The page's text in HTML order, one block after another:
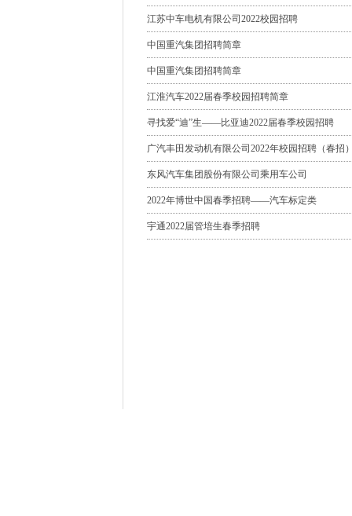
江苏中车电机有限公司2022校园招聘
中国重汽集团招聘简章
中国重汽集团招聘简章
江淮汽车2022届春季校园招聘简章
寻找爱“迪”生——比亚迪2022届春季校园招聘
广汽丰田发动机有限公司2022年校园招聘（春招
东风汽车集团股份有限公司乘用车公司
2022年博世中国春季招聘——汽车标定类
宇通2022届管培生春季招聘